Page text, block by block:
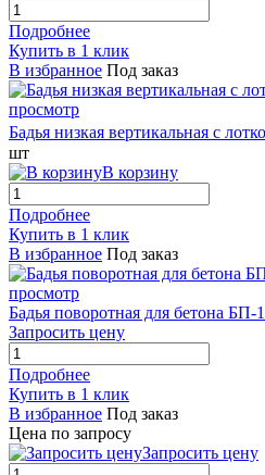
Подробнее
Купить в 1 клик
В избранное Под заказ
просмотр
Бадья низкая вертикальная с
шт
В корзину
Подробнее
Купить в 1 клик
В избранное Под заказ
просмотр
Бадья поворотная для бетона БП-
Запросить цену
Подробнее
Купить в 1 клик
В избранное Под заказ
Цена по запросу
Запросить цену